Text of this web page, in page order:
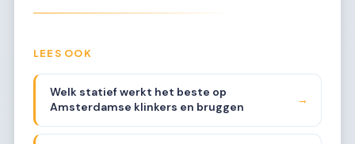
LEES OOK
Welk statief werkt het beste op
Amsterdamse klinkers en bruggen
→